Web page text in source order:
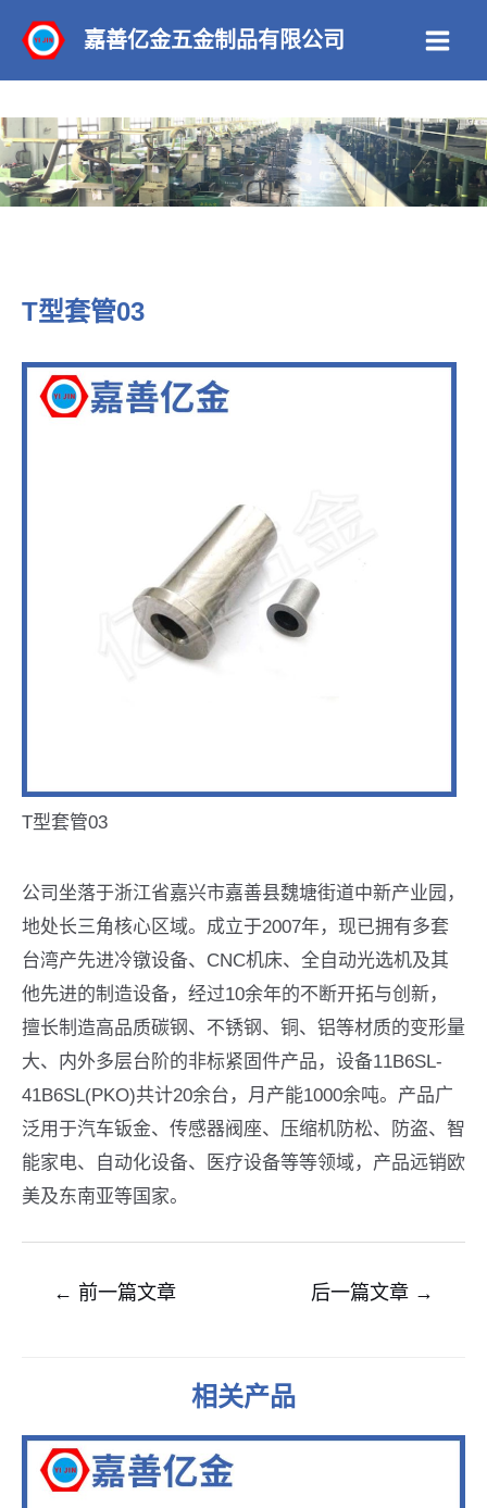
内
容
嘉善亿金五金制品有限公司
T型套管03
T型套管03
公司坐落于浙江省嘉兴市嘉善县魏塘街道中新产业园，
地处长三角核心区域。成立于2007年，现已拥有多套
台湾产先进冷镦设备、CNC机床、全自动光选机及其
他先进的制造设备，经过10余年的不断开拓与创新，
擅长制造高品质碳钢、不锈钢、铜、铝等材质的变形量
大、内外多层台阶的非标紧固件产品，设备11B6SL-
41B6SL(PKO)共计20余台，月产能1000余吨。产品广
泛用于汽车钣金、传感器阀座、压缩机防松、防盗、智
能家电、自动化设备、医疗设备等等领域，产品远销欧
美及东南亚等国家。
← 前一篇文章 后一篇文章 →
相关产品